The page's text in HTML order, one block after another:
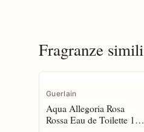
Fragranze simili
Guerlain
Aqua Allegoria Rosa
Rossa Eau de Toilette 125